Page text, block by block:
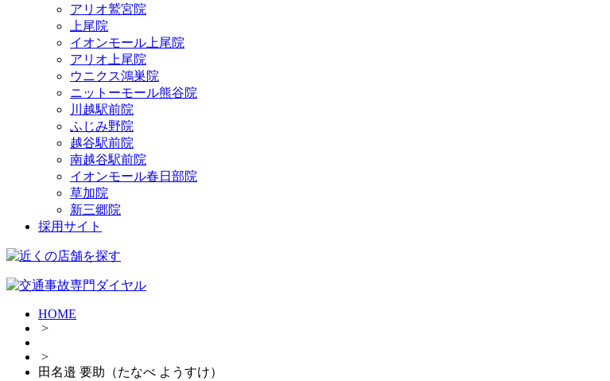
アリオ鷲宮院
上尾院
イオンモール上尾院
アリオ上尾院
ウニクス鴻巣院
ニットーモール熊谷院
川越駅前院
ふじみ野院
越谷駅前院
南越谷駅前院
イオンモール春日部院
草加院
新三郷院
採用サイト
HOME
>
>
田名邉 要助（たなべ ようすけ）